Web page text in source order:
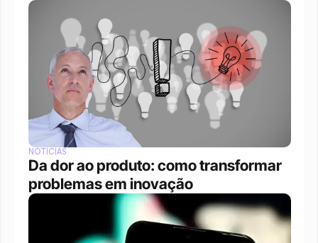
NOTÍCIAS
Da dor ao produto: como transformar
problemas em inovação